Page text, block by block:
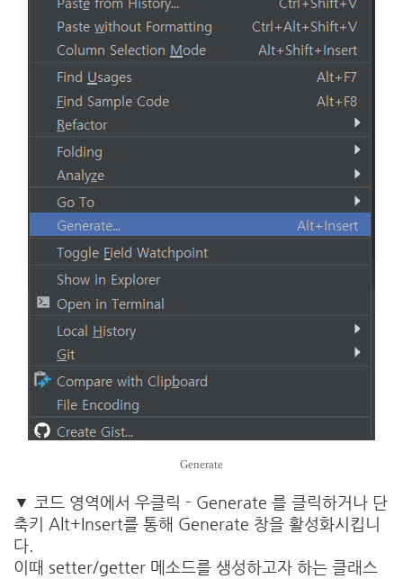
Generate
▼ 코드 영역에서 우클릭 - Generate 를 클릭하거나 단
축키 Alt+Insert를 통해 Generate 창을 활성화시킵니
다.
이때 setter/getter 메소드를 생성하고자 하는 클래스